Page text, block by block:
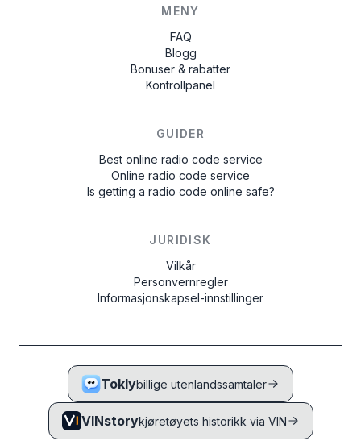
MENY
FAQ
Blogg
Bonuser & rabatter
Kontrollpanel
GUIDER
Best online radio code service
Online radio code service
Is getting a radio code online safe?
JURIDISK
Vilkår
Personvernregler
Informasjonskapsel-innstillinger
Toklybillige utenlandssamtaler
VINstorykjøretøyets historikk via VIN